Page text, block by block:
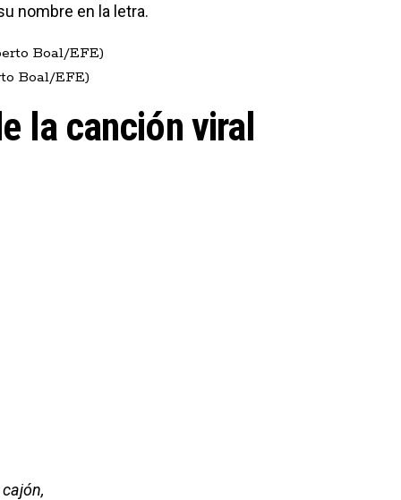
nombre en la letra.
Boal/EFE)
la canción viral